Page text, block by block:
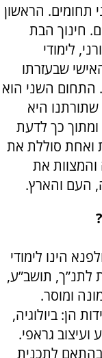
תחומים. הראשון
חינוך הבת
לימודי
שבעזרתו
התחום השני הוא
היא
כך לדעת
ואחת סוללת את
והמצוות את
העם והארץ.
הינו לימודי
לתנ”ך, תושב”ע,
ומוסר.
הן: ביולוגיה,
ועיצוב גראפי.
בהתאם לתכנית